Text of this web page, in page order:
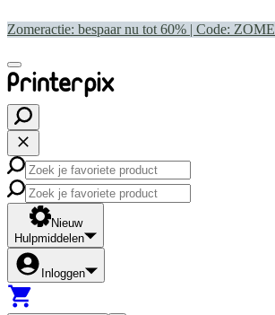
Zomeractie: bespaar nu tot 60% | Code:
Nieuw
Hulpmiddelen
Inloggen